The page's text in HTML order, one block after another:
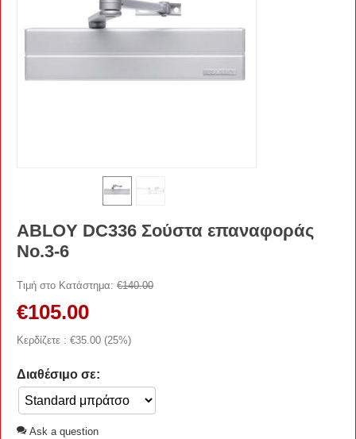
ABLOY DC336 Σούστα επαναφοράς
Νο.3-6
Τιμή στο Κατάστημα: €140.00
€105.00
Κερδίζετε : €35.00 (25%)
Διαθέσιμο σε:
Ask a question